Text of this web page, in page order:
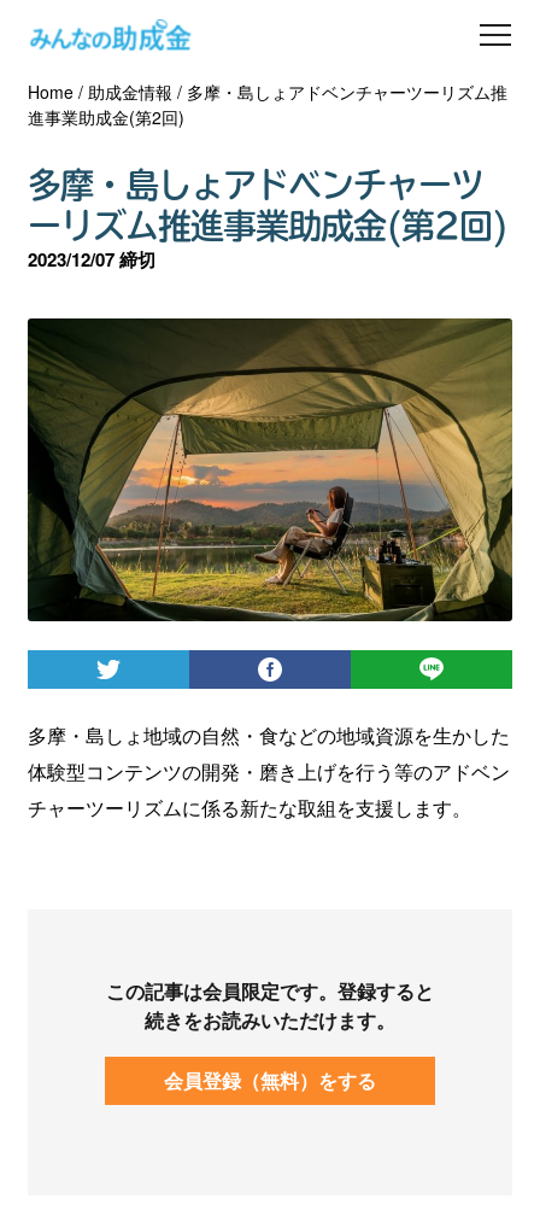
助成金を探す
士業の方へ
助成金コラム
専門家一覧
ダウンロード
会員登録
ログイン
Home/ 助成金情報 / 多摩・島しょアドベンチャーツーリズム推
進事業助成金(第2回)
多摩・島しょアドベンチャーツ
ーリズム推進事業助成金(第2回)
2023/12/07 締切
多摩・島しょ地域の自然・食などの地域資源を生かした
体験型コンテンツの開発・磨き上げを行う等のアドベン
チャーツーリズムに係る新たな取組を支援します。
この記事は会員限定です。登録すると
続きをお読みいただけます。
会員登録（無料）をする